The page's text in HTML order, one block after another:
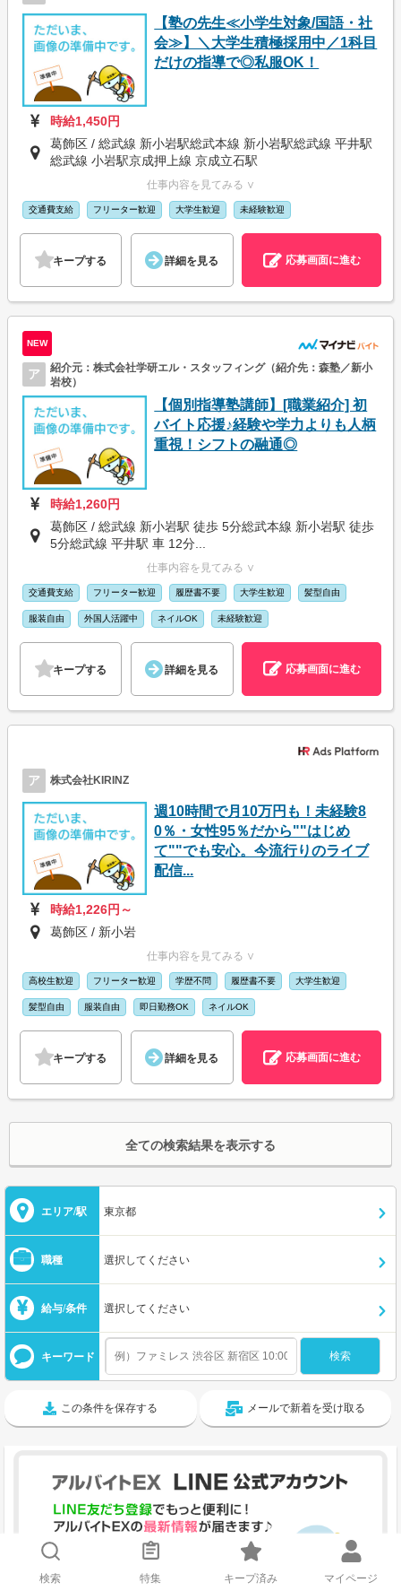
【塾の先生≪小学生対象/国語・社
会≫】＼大学生積極採用中／1科目
だけの指導で◎私服OK！
時給1,450円
葛飾区 / 総武線 新小岩駅総武本線 新小岩駅総武線 平井駅
総武線 小岩駅京成押上線 京成立石駅
仕事内容を見てみる ∨
交通費支給 フリーター歓迎 大学生歓迎 未経験歓迎
キープする 詳細を見る 応募画面に進む
NEW
ア
紹介元：株式会社学研エル・スタッフィング（紹介先：森塾／新小
岩校）
【個別指導塾講師】[職業紹介] 初
バイト応援♪経験や学力よりも人柄
重視！シフトの融通◎
時給1,260円
葛飾区 / 総武線 新小岩駅 徒歩 5分総武本線 新小岩駅 徒歩
5分総武線 平井駅 車 12分...
仕事内容を見てみる ∨
交通費支給 フリーター歓迎 履歴書不要 大学生歓迎 髪型自由
服装自由 外国人活躍中 ネイルOK 未経験歓迎
キープする 詳細を見る 応募画面に進む
ア 株式会社KIRINZ
週10時間で月10万円も！未経験8
0％・女性95％だから""はじめ
て""でも安心。今流行りのライブ
配信...
時給1,226円～
葛飾区 / 新小岩
仕事内容を見てみる ∨
高校生歓迎 フリーター歓迎 学歴不問 履歴書不要 大学生歓迎
髪型自由 服装自由 即日勤務OK ネイルOK
キープする 詳細を見る 応募画面に進む
全ての検索結果を表示する
エリア/駅 東京都
職種 選択してください
給与/条件 選択してください
キーワード
この条件を保存する メールで新着を受け取る
検索 特集 キープ済み マイページ